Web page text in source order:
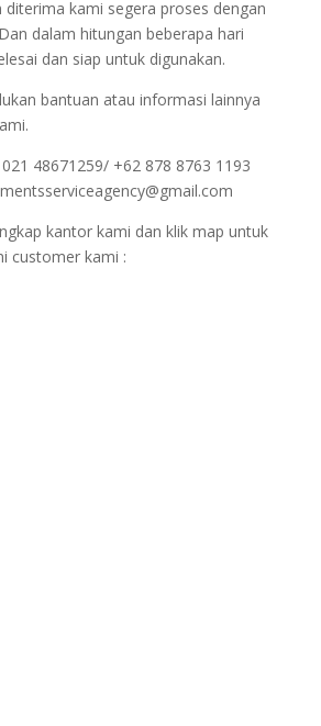
diterima kami segera proses dengan
dalam hitungan beberapa hari
dan siap untuk digunakan.
bantuan atau informasi lainnya
48671259/ +62 878 8763 1193
kantor kami dan klik map untuk
customer kami :